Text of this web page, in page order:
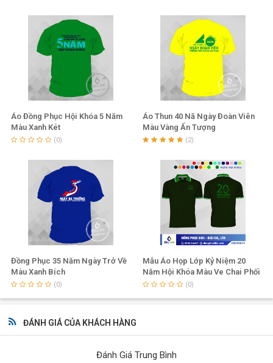
Áo Đồng Phục Hội Khóa 5 Năm
Màu Xanh Két
(0)
Áo Thun 40 Nă Ngày Đoàn Viên
Màu Vàng Ấn Tượng
(2)
Đồng Phục 35 Năm Ngày Trở Về
Màu Xanh Bích
(0)
Mẫu Áo Họp Lớp Kỷ Niệm 20
Năm Hội Khóa Màu Ve Chai Phối
Chuối Lợt
(0)
ĐÁNH GIÁ CỦA KHÁCH HÀNG
Đánh Giá Trung Bình